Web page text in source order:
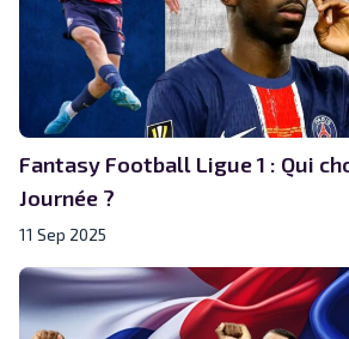
Fantasy Football Ligue 1 : Qui
Journée ?
11 Sep 2025